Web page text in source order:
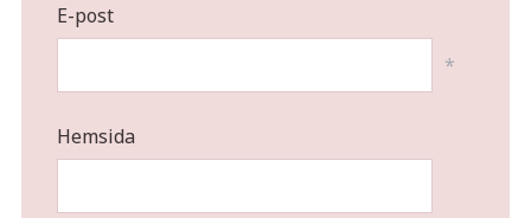
E-post
*
Hemsida